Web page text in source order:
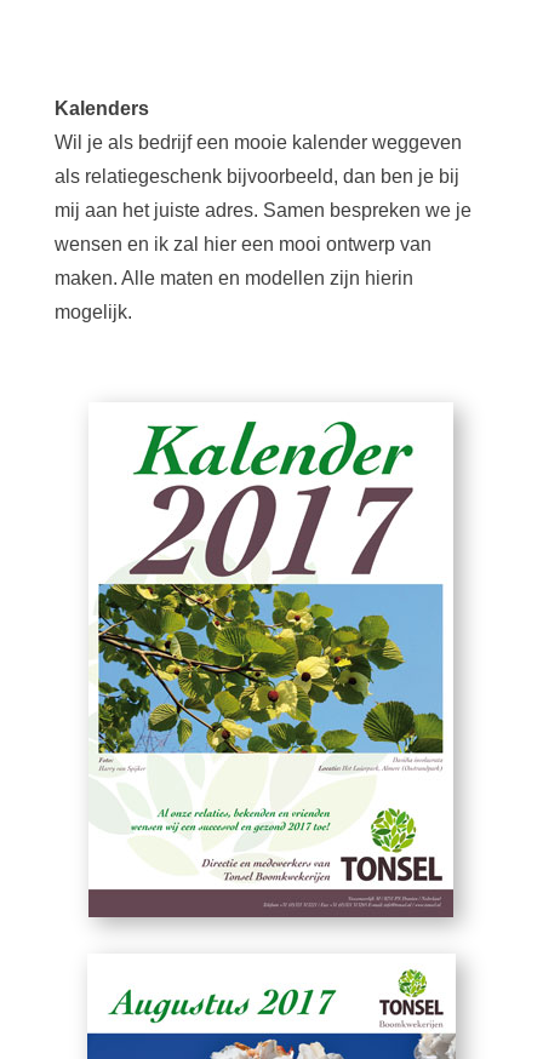
Kalenders
Wil je als bedrijf een mooie kalender weggeven
als relatiegeschenk bijvoorbeeld, dan ben je bij
mij aan het juiste adres. Samen bespreken we je
wensen en ik zal hier een mooi ontwerp van
maken. Alle maten en modellen zijn hierin
mogelijk.